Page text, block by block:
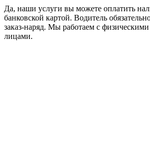
Да, наши услуги вы можете оплатить
банковской картой. Водитель
заказ-наряд. Мы работаем с
лицами.